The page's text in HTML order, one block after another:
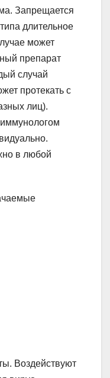
Запрещается
длительное
может
препарат
случай
протекать с
лиц).
в любой
Воздействуют